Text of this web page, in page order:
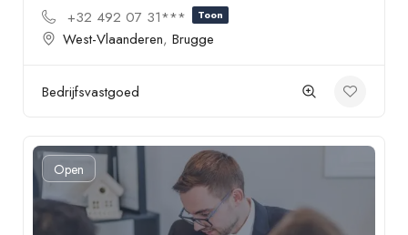
+32 492 07 31***
Toon
West-Vlaanderen, Brugge
Bedrijfsvastgoed
Open